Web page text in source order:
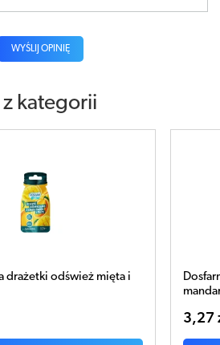
WYŚLIJ OPINIĘ
kategorii
Vita drażetki odśwież
i mięta 19g
zł